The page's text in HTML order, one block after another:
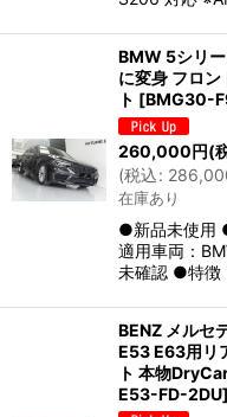
BMW 5シリ
に変身 フロン
ト [BMG30-
260,000円(
(税込:
在庫あり
●新品未使用
適用車両：
未確認 ●特徴
BENZ メルセ
E53 E63用リ
ト 本物
E53-FD-2DU]